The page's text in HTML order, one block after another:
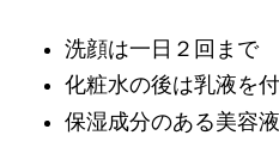
洗顔は一日２回まで
化粧水の後は乳液を
保湿成分のある美容